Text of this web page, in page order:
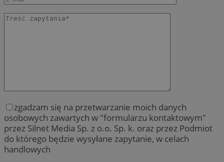
zgadzam się na przetwarzanie moich danych
osobowych zawartych w "formularzu kontaktowym"
przez Silnet Media Sp. z o.o. Sp. k. oraz przez Podmiot
do którego będzie wysyłane zapytanie, w celach
handlowych